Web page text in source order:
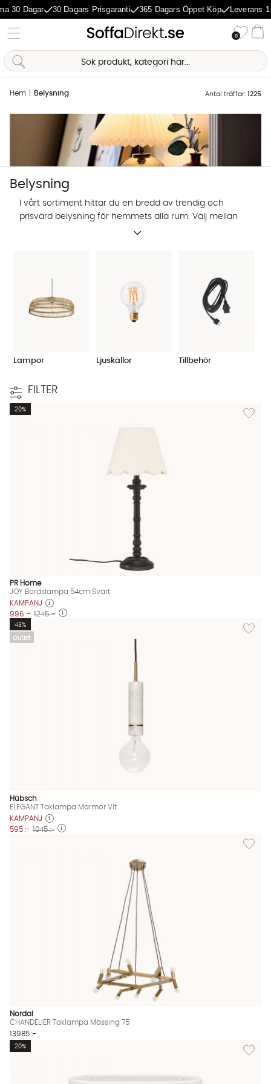
30 Dagars Prisgaranti 365 Dagars Öppet Köp Leverans 1-5
0
Hem Belysning Antal träffar: 1225
Belysning
I vårt sortiment hittar du en bredd av trendig och
prisvärd belysning för hemmets alla rum. Välj mellan
designbelysning från utvalda varumärken, eller
Lampor Ljuskällor Tillbehör
FILTER
Lägg
20%
PR Home
JOY Bordslampa 54cm Svart
KAMPANJ
996 :- 1245 :-
Outlet
Lägg
43%
Hübsch
ELEGANT Taklampa Marmor Vit
KAMPANJ
595 :- 1045 :-
Lägg
Nordal
CHANDELIER Taklampa Mässing 75
13985 :-
Lägg
20%